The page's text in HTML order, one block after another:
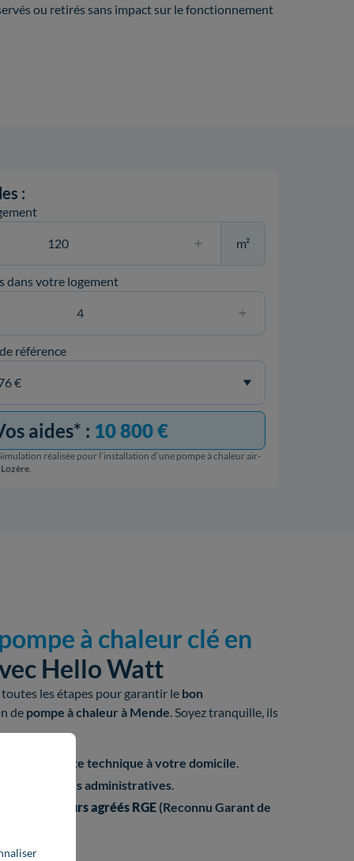
ou retirés sans impact sur le fonctionnement
:
m²
dans votre logement
référence
aides* : 10 800 €
réalisée pour l’installation d’une pompe à chaleur air-
.
à chaleur clé en
Hello Watt
les étapes pour garantir le bon
de pompe à chaleur à Mende. Soyez tranquille, ils
visite technique à votre domicile.
formalités administratives.
installateursagréés RGE (Reconnu Garant de